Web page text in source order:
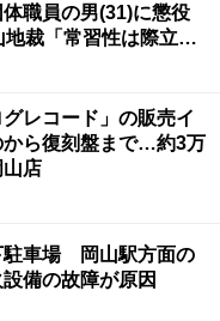
職員の男(31)に懲役
裁「常習性は際立っ
常に重い」
レコード」の販売イ
ら復刻盤まで…約3万
店
駐車場 岡山駅方面の
備の故障が原因